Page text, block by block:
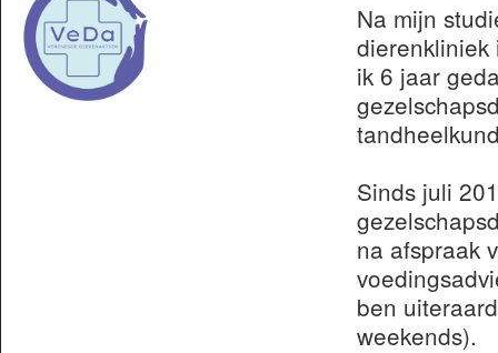
Na mijn
dierenkliniek
ik 6 jaar
Sinds juli
na afspraak
ben
weekends).